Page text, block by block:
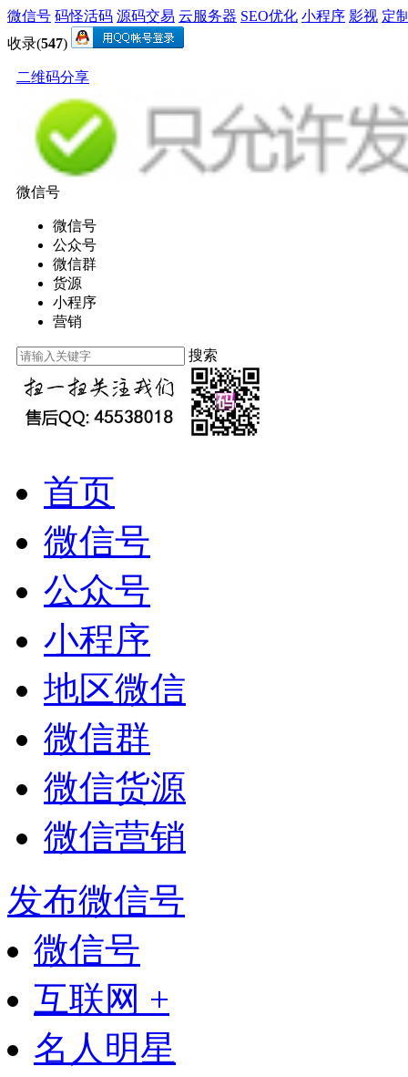
微信号 码怪活码 源码交易 云服务器 SEO优化 小程序 影视 定
收录(547)
二维码分享
微信号
微信号
公众号
微信群
货源
小程序
营销
搜索
首页
微信号
公众号
小程序
地区微信
微信群
微信货源
微信营销
发布微信号
微信号
互联网 +
名人明星